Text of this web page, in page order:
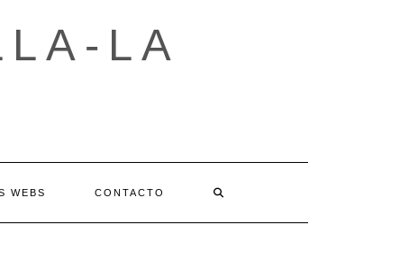
LA
WEBS CONTACTO